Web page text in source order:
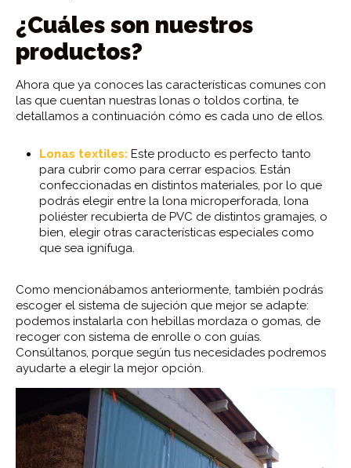
¿Cuáles son nuestros
productos?
Ahora que ya conoces las características comunes con
las que cuentan nuestras lonas o toldos cortina, te
detallamos a continuación cómo es cada uno de ellos.
Lonas textiles: Este producto es perfecto tanto
para cubrir como para cerrar espacios. Están
confeccionadas en distintos materiales, por lo que
podrás elegir entre la lona microperforada, lona
poliéster recubierta de PVC de distintos gramajes, o
bien, elegir otras características especiales como
que sea ignífuga.
Como mencionábamos anteriormente, también podrás
escoger el sistema de sujeción que mejor se adapte:
podemos instalarla con hebillas mordaza o gomas, de
recoger con sistema de enrolle o con guías.
Consúltanos, porque según tus necesidades podremos
ayudarte a elegir la mejor opción.